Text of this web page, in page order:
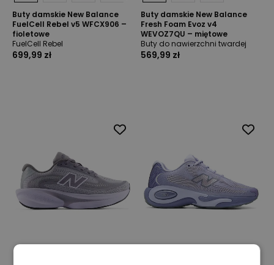
Buty damskie New Balance
FuelCell Rebel v5 WFCX906 –
fioletowe
FuelCell Rebel
699,99 zł
Buty damskie New Balance
Fresh Foam Evoz v4
WEVOZ7QU – miętowe
Buty do nawierzchni twardej
569,99 zł